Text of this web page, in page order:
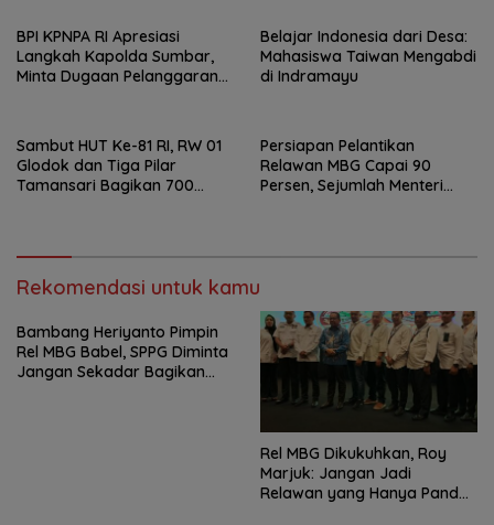
BPI KPNPA RI Apresiasi
Langkah Kapolda Sumbar,
Minta Dugaan Pelanggaran
Belajar Indonesia dari Desa:
Mahasiswa Taiwan Mengabdi
di Indramayu
Sambut HUT Ke-81 RI, RW 01
Glodok dan Tiga Pilar
Tamansari Bagikan 700
Persiapan Pelantikan
Relawan MBG Capai 90
Persen, Sejumlah Menteri
Rekomendasi untuk kamu
Bambang Heriyanto Pimpin
Rel MBG Babel, SPPG Diminta
Jangan Sekadar Bagikan
Rel MBG Dikukuhkan, Roy
Marjuk: Jangan Jadi
Relawan yang Hanya Pandai